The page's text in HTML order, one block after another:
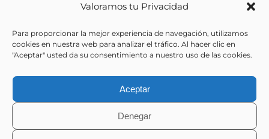
Valoramos tu Privacidad
Para proporcionar la mejor experiencia de navegación, utilizamos
cookies en nuestra web para analizar el tráfico. Al hacer clic en
"Aceptar" usted da su consentimiento a nuestro uso de las cookies.
Aceptar
Denegar
© Copyright 1993 -2026 | Sigesa Sistemas de Gestión
Sanitaria | All Rights Reserved